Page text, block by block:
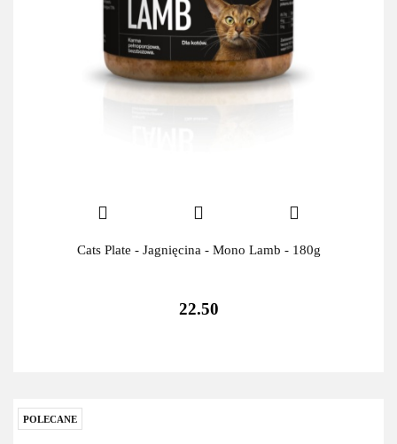
Cats Plate - Jagnięcina - Mono Lamb - 180g
22.50
POLECANE